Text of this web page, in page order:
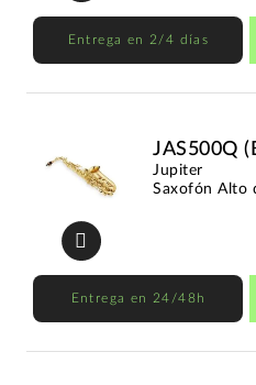
Entrega en 2/4 días
JAS500Q
Jupiter
Saxofón Alto
Entrega en 24/48h